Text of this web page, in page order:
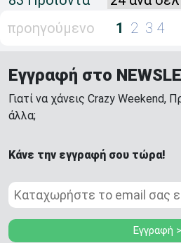
προηγούμενο
1 2 3 4
Εγγραφή στο
Γιατί να χάνεις Crazy Weekend,
άλλα;
Κάνε την εγγραφή σου τώρα!
Εγγραφή >